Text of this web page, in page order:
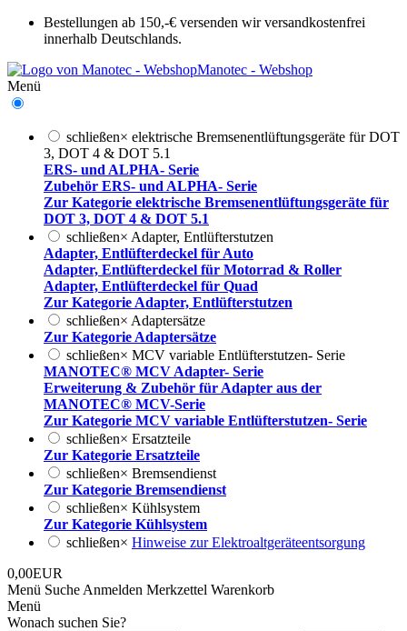
Bestellungen ab 150,-€ versenden wir versandkostenfrei
innerhalb Deutschlands.
Manotec - Webshop
Menü
schließen× elektrische Bremsenentlüftungsgeräte für DOT
3, DOT 4 & DOT 5.1
ERS- und ALPHA- Serie
Zubehör ERS- und ALPHA- Serie
Zur Kategorie elektrische Bremsenentlüftungsgeräte für
DOT 3, DOT 4 & DOT 5.1
schließen× Adapter, Entlüfterstutzen
Adapter, Entlüfterdeckel für Auto
Adapter, Entlüfterdeckel für Motorrad & Roller
Adapter, Entlüfterdeckel für Quad
Zur Kategorie Adapter, Entlüfterstutzen
schließen× Adaptersätze
Zur Kategorie Adaptersätze
schließen× MCV variable Entlüfterstutzen- Serie
MANOTEC® MCV Adapter- Serie
Erweiterung & Zubehör für Adapter aus der
MANOTEC® MCV-Serie
Zur Kategorie MCV variable Entlüfterstutzen- Serie
schließen× Ersatzteile
Zur Kategorie Ersatzteile
schließen× Bremsendienst
Zur Kategorie Bremsendienst
schließen× Kühlsystem
Zur Kategorie Kühlsystem
schließen× Hinweise zur Elektroaltgeräteentsorgung
0,00EUR
Menü Suche Anmelden Merkzettel Warenkorb
Menü
Wonach suchen Sie?